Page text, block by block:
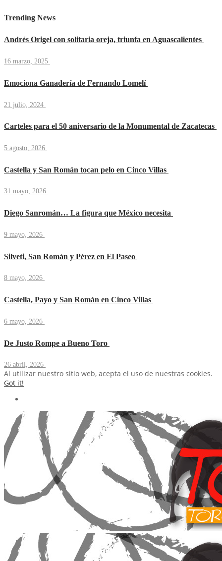
Trending News
Andrés Origel con solitaria oreja, triunfa en Aguascalientes
16 marzo, 2025
Emociona Ganadería de Fernando Lomelí
21 julio, 2024
Carteles para el 50 aniversario de la Monumental de Zacatecas
5 agosto, 2026
Castella y San Román tocan pelo en Cinco Villas
31 mayo, 2026
Diego Sanromán… La figura que México necesita
9 mayo, 2026
Silveti, San Román y Pérez en El Paseo
8 mayo, 2026
Castella, Payo y San Román en Cinco Villas
6 mayo, 2026
De Justo Rompe a Bueno Toro
26 abril, 2026
Al utilizar nuestro sitio web, acepta el uso de nuestras cookies.
Got it!